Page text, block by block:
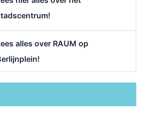
alles over RAUM op